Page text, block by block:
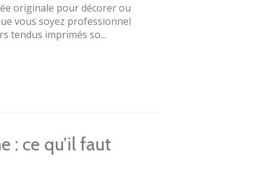
originale pour décorer ou
vous soyez professionnel
tendus imprimés so...
: ce qu’il faut